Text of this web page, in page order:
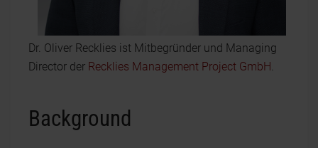
Dr. Oliver Recklies ist Mitbegründer und Managing
Director der Recklies Management Project GmbH.
Background